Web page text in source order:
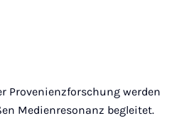
Provenienzforschung werden
Medienresonanz begleitet.